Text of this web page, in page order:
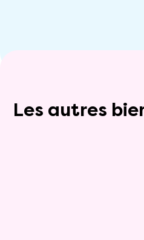
Les autres